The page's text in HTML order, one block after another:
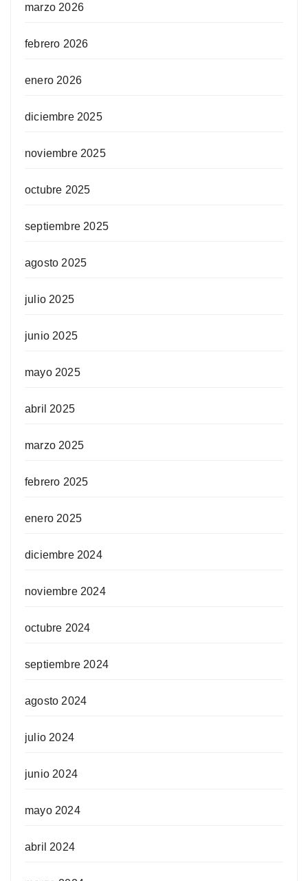
marzo 2026
febrero 2026
enero 2026
diciembre 2025
noviembre 2025
octubre 2025
septiembre 2025
agosto 2025
julio 2025
junio 2025
mayo 2025
abril 2025
marzo 2025
febrero 2025
enero 2025
diciembre 2024
noviembre 2024
octubre 2024
septiembre 2024
agosto 2024
julio 2024
junio 2024
mayo 2024
abril 2024